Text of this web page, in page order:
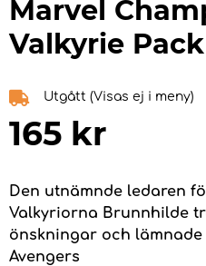
Marvel
Valkyrie
Utgått (Visas ej i meny)
165 kr
Den utnämnde ledaren
Valkyriorna Brunnhilde
önskningar och
Avengers